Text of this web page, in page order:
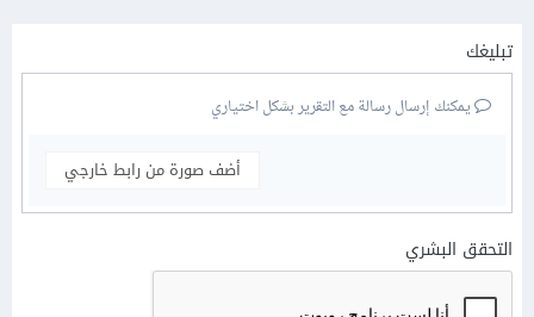
تبليغك
يمكنك إرسال رسالة مع التقرير بشكل اختياري
أضف صورة من رابط خارجي
التحقق البشري